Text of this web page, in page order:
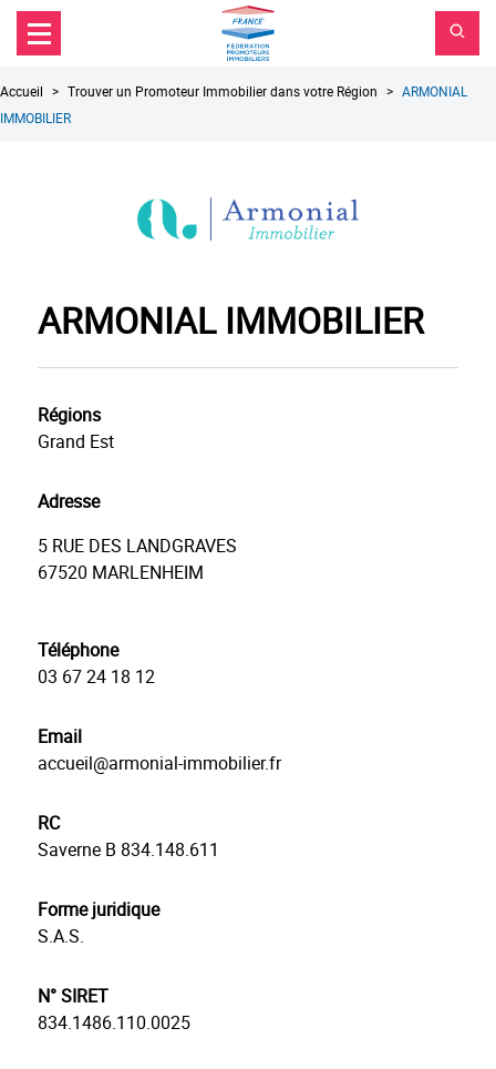
Aller au contenu principal
Aller au menu principal
Aller à la recherche
FPI
France
Accueil Trouver un Promoteur Immobilier dans votre Région
ARMONIAL
IMMOBILIER
ARMONIAL IMMOBILIER
Régions
Grand Est
Adresse
5 RUE DES LANDGRAVES
67520 MARLENHEIM
Téléphone
03 67 24 18 12
Email
accueil@armonial-immobilier.fr
RC
Saverne B 834.148.611
Forme juridique
S.A.S.
N° SIRET
834.1486.110.0025